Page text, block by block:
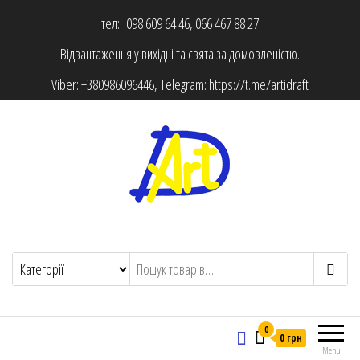
тел: 098 609 64 46, 066 467 88 27
Відвантаження у вихідні та свята за домовленістю.
Viber:+380986096446, Telegram: https://t.me/artidraft
Menu
0
0 грн